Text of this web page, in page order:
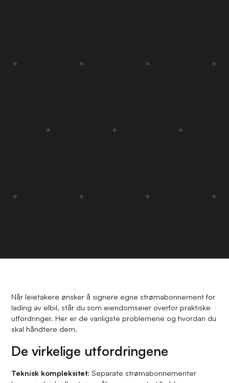
Når leietakere ønsker å signere egne strømabonnement for
lading av elbil, står du som eiendomseier overfor praktiske
utfordringer. Her er de vanligste problemene og hvordan du
skal håndtere dem.
De virkelige utfordringene
Teknisk kompleksitet: Separate strømabonnementer